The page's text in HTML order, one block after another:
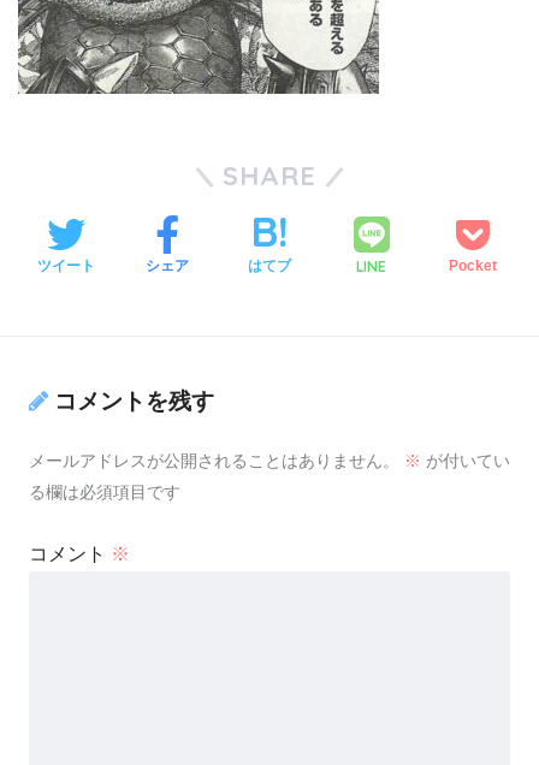
SHARE
ツイート シェア はてブ LINE Pocket
コメントを残す
メールアドレスが公開されることはありません。 ※ が付いてい
る欄は必須項目です
コメント ※